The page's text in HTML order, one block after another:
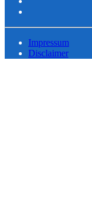
Impressum
Disclaimer